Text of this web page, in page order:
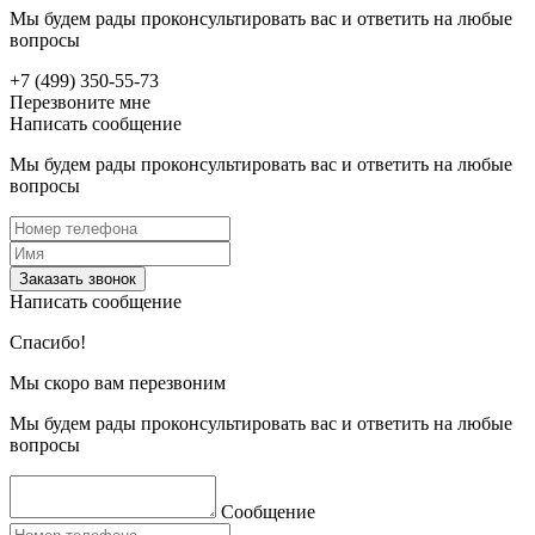
Мы будем рады проконсультировать вас и ответить на любые
вопросы
+7 (499) 350-55-73
Перезвоните мне
Написать сообщение
Мы будем рады проконсультировать вас и ответить на любые
вопросы
Заказать звонок
Написать сообщение
Спасибо!
Мы скоро вам перезвоним
Мы будем рады проконсультировать вас и ответить на любые
вопросы
Сообщение